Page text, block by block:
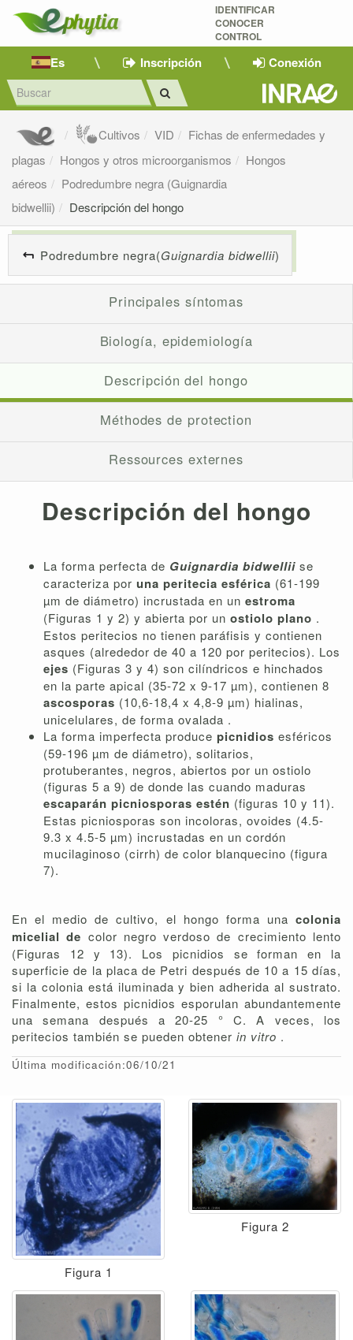
IDENTIFICAR
CONOCER
CONTROL
Es Inscripción Conexión
Cultivos VID
Fichas de enfermedades y
plagas
Hongos y otros microorganismos
Hongos
aéreos
Podredumbre negra (Guignardia
bidwellii)
Descripción del hongo
Podredumbre negra(Guignardia bidwellii)
Principales síntomas
Biología, epidemiología
Descripción del hongo
Méthodes de protection
Ressources externes
Descripción del hongo
La forma perfecta de Guignardia bidwellii se
caracteriza por una peritecia esférica (61-199
µm de diámetro) incrustada en un estroma
(Figuras 1 y 2) y abierta por un ostiolo plano .
Estos peritecios no tienen paráfisis y contienen
asques (alrededor de 40 a 120 por peritecios). Los
ejes (Figuras 3 y 4) son cilíndricos e hinchados
en la parte apical (35-72 x 9-17 µm), contienen 8
ascosporas (10,6-18,4 x 4,8-9 µm) hialinas,
unicelulares, de forma ovalada .
La forma imperfecta produce picnidios esféricos
(59-196 µm de diámetro), solitarios,
protuberantes, negros, abiertos por un ostiolo
(figuras 5 a 9) de donde las cuando maduras
escaparán picniosporas estén (figuras 10 y 11).
Estas picniosporas son incoloras, ovoides (4.5-
9.3 x 4.5-5 µm) incrustadas en un cordón
mucilaginoso (cirrh) de color blanquecino (figura
7).
En el medio de cultivo, el hongo forma una colonia
micelial de color negro verdoso de crecimiento lento
(Figuras 12 y 13). Los picnidios se forman en la
superficie de la placa de Petri después de 10 a 15 días,
si la colonia está iluminada y bien adherida al sustrato.
Finalmente, estos picnidios esporulan abundantemente
una semana después a 20-25 ° C. A veces, los
peritecios también se pueden obtener in vitro .
Última modificación:06/10/21
Figura 1
Figura 2